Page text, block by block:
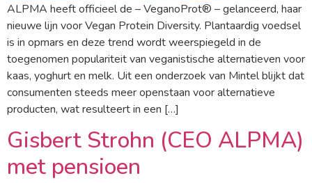
ALPMA heeft officieel de – VeganoProt® – gelanceerd, haar
nieuwe lijn voor Vegan Protein Diversity. Plantaardig voedsel
is in opmars en deze trend wordt weerspiegeld in de
toegenomen populariteit van veganistische alternatieven voor
kaas, yoghurt en melk. Uit een onderzoek van Mintel blijkt dat
consumenten steeds meer openstaan ​​voor alternatieve
producten, wat resulteert in een […]
Gisbert Strohn (CEO ALPMA)
met pensioen